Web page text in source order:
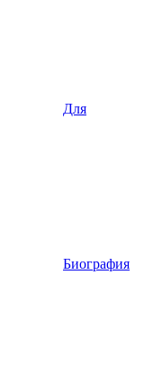
Для
Биография